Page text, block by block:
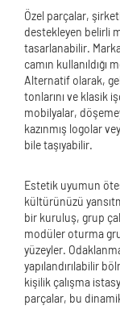
Özel parçalar,
destekleyen belirli
tasarlanabilir.
camın
Alternatif olarak,
tonlarını ve klasik
mobilyalar,
kazınmış logolar
bile taşıyabilir.
Estetik uyumun
kültürünüzü
bir kuruluş, grup
modüler oturma
yüzeyler.
yapılandırılabilir
kişilik çalışma
parçalar, bu